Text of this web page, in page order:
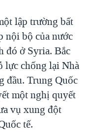
lập trường bất
nội bộ của nước
đó ở Syria. Bắc
lực chống lại Nhà
đầu. Trung Quốc
một nghị quyết
vụ xung đột
tế.